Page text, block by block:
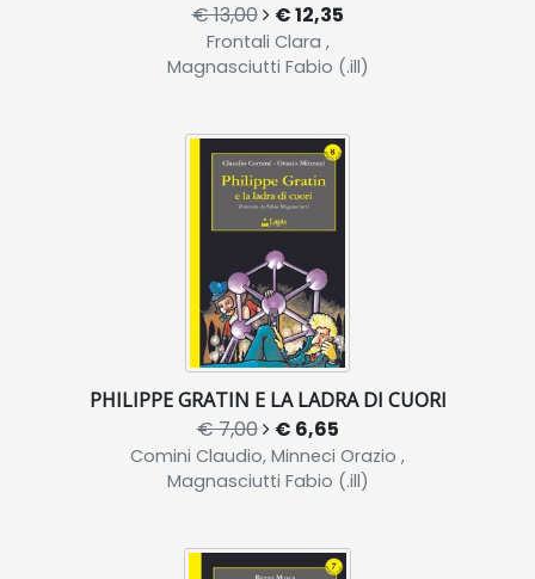
€ 13,00 € 12,35
Frontali Clara ,
Magnasciutti Fabio (.ill)
PHILIPPE GRATIN E LA LADRA DI CUORI
€ 7,00 € 6,65
Comini Claudio, Minneci Orazio ,
Magnasciutti Fabio (.ill)